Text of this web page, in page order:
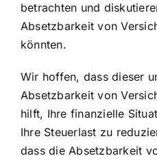
betrachten und
Absetzbarkeit von
könnten.
Wir hoffen, dass dieser
Absetzbarkeit von
hilft, Ihre finanzielle
Ihre Steuerlast zu
dass die Absetzbarkeit